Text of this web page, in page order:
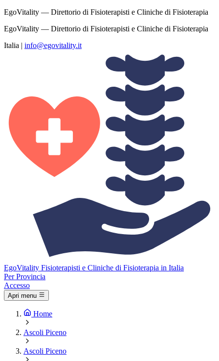
EgoVitality — Direttorio di Fisioterapisti e Cliniche di Fisioterapia
EgoVitality — Direttorio di Fisioterapisti e Cliniche di Fisioterapia
Italia | info@egovitality.it
EgoVitality Fisioterapisti e Cliniche di Fisioterapia in Italia
Per Provincia
Accesso
Apri menu
Home
Ascoli Piceno
Ascoli Piceno